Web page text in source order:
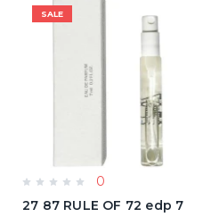
SALE
0
27 87 RULE OF 72 edp 7